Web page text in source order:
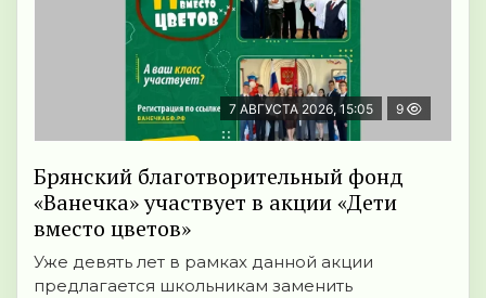
7 АВГУСТА 2026, 15:05 9
Брянский благотворительный фонд
«Ванечка» участвует в акции «Дети
вместо цветов»
Уже девять лет в рамках данной акции
предлагается школьникам заменить